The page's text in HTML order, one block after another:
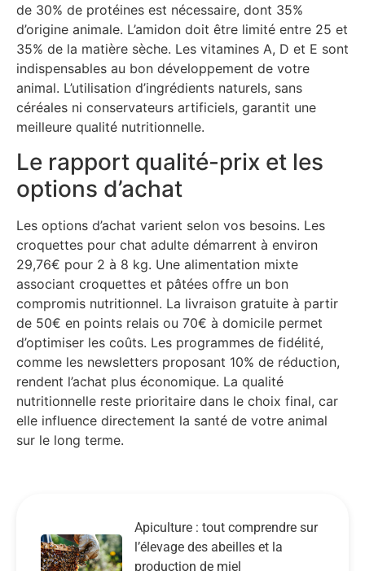
de 30% de protéines est nécessaire, dont 35%
d’origine animale. L’amidon doit être limité entre 25 et
35% de la matière sèche. Les vitamines A, D et E sont
indispensables au bon développement de votre
animal. L’utilisation d’ingrédients naturels, sans
céréales ni conservateurs artificiels, garantit une
meilleure qualité nutritionnelle.
Le rapport qualité-prix et les
options d’achat
Les options d’achat varient selon vos besoins. Les
croquettes pour chat adulte démarrent à environ
29,76€ pour 2 à 8 kg. Une alimentation mixte
associant croquettes et pâtées offre un bon
compromis nutritionnel. La livraison gratuite à partir
de 50€ en points relais ou 70€ à domicile permet
d’optimiser les coûts. Les programmes de fidélité,
comme les newsletters proposant 10% de réduction,
rendent l’achat plus économique. La qualité
nutritionnelle reste prioritaire dans le choix final, car
elle influence directement la santé de votre animal
sur le long terme.
Apiculture : tout comprendre sur
l’élevage des abeilles et la
production de miel